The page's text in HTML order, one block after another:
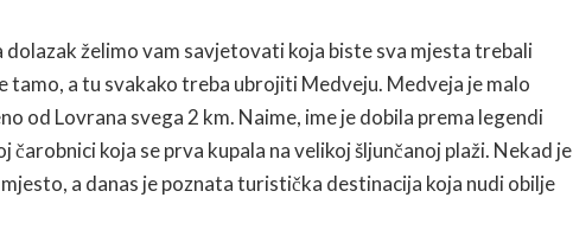
dolazak želimo vam savjetovati koja biste sva mjesta trebali
tamo, a tu svakako treba ubrojiti Medveju. Medveja je malo
od Lovrana svega 2 km. Naime, ime je dobila prema legendi
čarobnici koja se prva kupala na velikoj šljunčanoj plaži. Nekad je
a danas je poznata turistička destinacija koja nudi obilje